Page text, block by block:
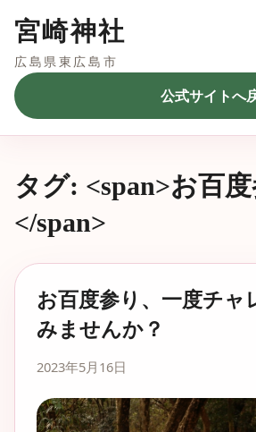
宮崎神社
広島県東広島市
公式サイトへ
タグ: <span>お百度
</span>
お百度参り、一度チャ
みませんか？
2023年5月16日